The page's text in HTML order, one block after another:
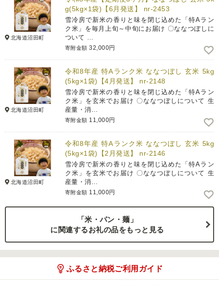
北海道沼田町
g(5kg×1袋)【6月発送】 nr-2453
雪冷房で新米の香りと味を閉じ込めた「特Aラン
ク米」を毎月上旬～中旬にお届け 〇ななつぼしに
ついて …
寄附金額 32,000円
北海道沼田町
令和8年産 特Aランク米 ななつぼし 玄米 5kg
(5kg×1袋)【4月発送】 nr-2148
雪冷房で新米の香りと味を閉じ込めた「特Aラン
ク米」を玄米でお届け 〇ななつぼしについて 生
産量・消…
寄附金額 11,000円
北海道沼田町
令和8年産 特Aランク米 ななつぼし 玄米 5kg
(5kg×1袋)【2月発送】 nr-2146
雪冷房で新米の香りと味を閉じ込めた「特Aラン
ク米」を玄米でお届け 〇ななつぼしについて 生
産量・消…
寄附金額 11,000円
「米・パン・麺」
に関連するお礼の品をもっと見る
ふるさと納税ご利用ガイド